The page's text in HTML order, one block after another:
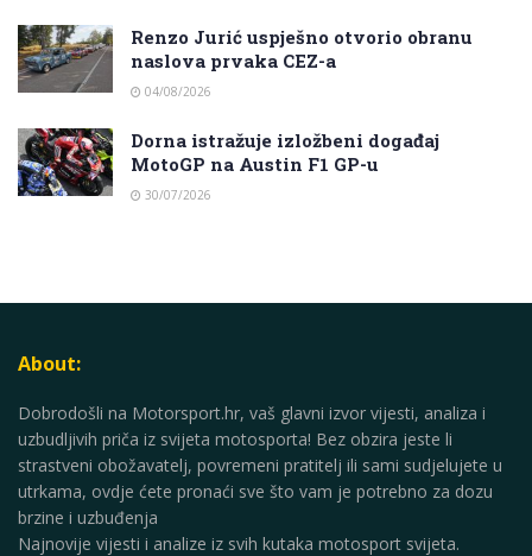
Renzo Jurić uspješno otvorio obranu
naslova prvaka CEZ-a
04/08/2026
Dorna istražuje izložbeni događaj
MotoGP na Austin F1 GP-u
30/07/2026
About:
Dobrodošli na Motorsport.hr, vaš glavni izvor vijesti, analiza i
uzbudljivih priča iz svijeta motosporta! Bez obzira jeste li
strastveni obožavatelj, povremeni pratitelj ili sami sudjelujete u
utrkama, ovdje ćete pronaći sve što vam je potrebno za dozu
brzine i uzbuđenja
Najnovije vijesti i analize iz svih kutaka motosport svijeta.